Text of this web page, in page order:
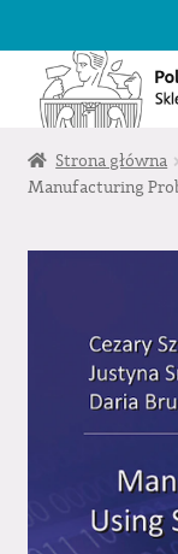
Przejdź
do
nawigacji
Przejdź
do
treści
Start
Obserwowane
Sklep dla
Strona główna
Manufacturing